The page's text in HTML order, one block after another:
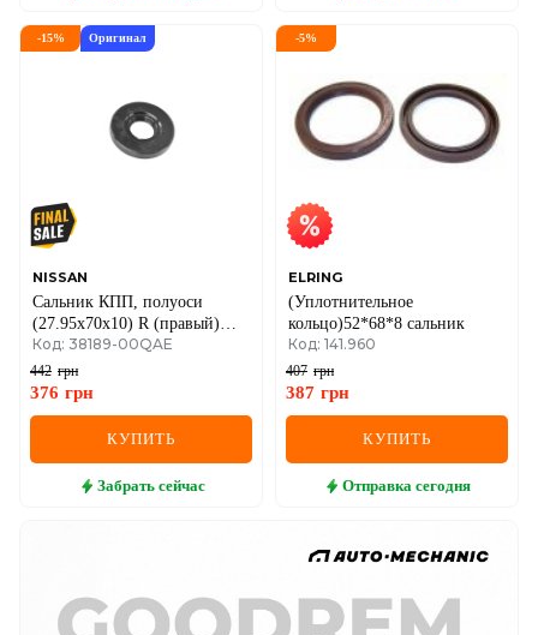
-15% Оригинал
NISSAN
Сальник КПП, полуоси
(27.95x70x10) R (правый)
Renault Kangoo I / Laguna II /
Duster I
Код: 38189-00QAE
442 грн
376 грн
КУПИТЬ
Забрать сейчас
-5%
ELRING
(Уплотнительное
кольцо)52*68*8 сальник
Код: 141.960
407 грн
387 грн
КУПИТЬ
Отправка сегодня